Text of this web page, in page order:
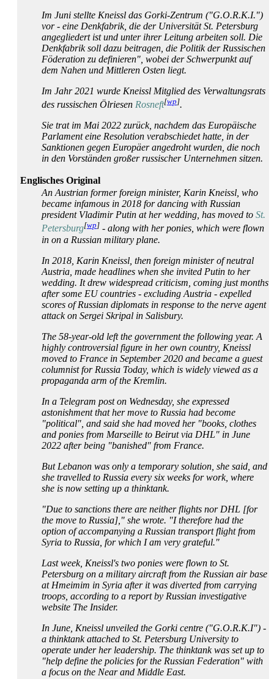
Im Juni stellte Kneissl das Gorki-Zentrum ("G.O.R.K.I.")
vor - eine Denkfabrik, die der Universität St. Petersburg
angegliedert ist und unter ihrer Leitung arbeiten soll. Die
Denkfabrik soll dazu beitragen, die Politik der Russischen
Föderation zu definieren", wobei der Schwerpunkt auf
dem Nahen und Mittleren Osten liegt.
Im Jahr 2021 wurde Kneissl Mitglied des Verwaltungsrats
des russischen Ölriesen Rosneft[wp].
Sie trat im Mai 2022 zurück, nachdem das Europäische
Parlament eine Resolution verabschiedet hatte, in der
Sanktionen gegen Europäer angedroht wurden, die noch
in den Vorständen großer russischer Unternehmen sitzen.
Englisches Original
An Austrian former foreign minister, Karin Kneissl, who
became infamous in 2018 for dancing with Russian
president Vladimir Putin at her wedding, has moved to St.
Petersburg[wp] - along with her ponies, which were flown
in on a Russian military plane.
In 2018, Karin Kneissl, then foreign minister of neutral
Austria, made headlines when she invited Putin to her
wedding. It drew widespread criticism, coming just months
after some EU countries - excluding Austria - expelled
scores of Russian diplomats in response to the nerve agent
attack on Sergei Skripal in Salisbury.
The 58-year-old left the government the following year. A
highly controversial figure in her own country, Kneissl
moved to France in September 2020 and became a guest
columnist for Russia Today, which is widely viewed as a
propaganda arm of the Kremlin.
In a Telegram post on Wednesday, she expressed
astonishment that her move to Russia had become
"political", and said she had moved her "books, clothes
and ponies from Marseille to Beirut via DHL" in June
2022 after being "banished" from France.
But Lebanon was only a temporary solution, she said, and
she travelled to Russia every six weeks for work, where
she is now setting up a thinktank.
"Due to sanctions there are neither flights nor DHL [for
the move to Russia]," she wrote. "I therefore had the
option of accompanying a Russian transport flight from
Syria to Russia, for which I am very grateful."
Last week, Kneissl's two ponies were flown to St.
Petersburg on a military aircraft from the Russian air base
at Hmeimim in Syria after it was diverted from carrying
troops, according to a report by Russian investigative
website The Insider.
In June, Kneissl unveiled the Gorki centre ("G.O.R.K.I") -
a thinktank attached to St. Petersburg University to
operate under her leadership. The thinktank was set up to
"help define the policies for the Russian Federation" with
a focus on the Near and Middle East.